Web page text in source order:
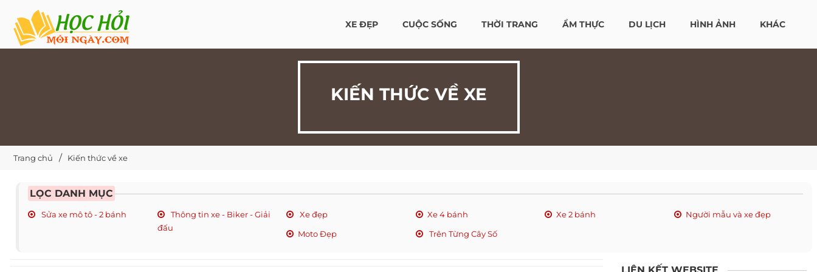
XE ĐẸP CUỘC SỐNG THỜI TRANG ẨM THỰC DU LỊCH HÌNH ẢNH KHÁC
KIẾN THỨC VỀ XE
Trang chủ Kiến thức về xe
LỌC DANH MỤC
Sửa xe mô tô - 2 bánh
Thông tin xe - Biker - Giải
đấu
Xe đẹp Xe 4 bánh Xe 2 bánh
Người mẫu và xe đẹp
Moto Đẹp
Trên Từng Cây Số